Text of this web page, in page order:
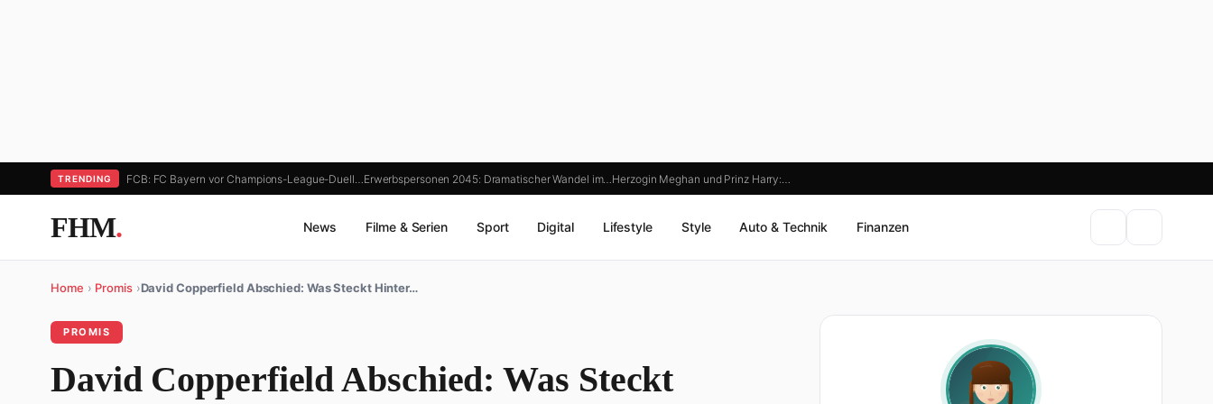
TRENDING FCB: FC Bayern vor Champions-League-Duell… Erwerbspersonen 2045: Dramatischer Wandel im… Herzogin Meghan und Prinz Harry:…
FHM. News Filme & Serien Sport Digital Lifestyle Style Auto & Technik Finanzen
Home › Promis ›David Copperfield Abschied: Was Steckt Hinter…
PROMIS
David Copperfield Abschied: Was Steckt